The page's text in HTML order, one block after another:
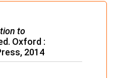
to
Oxford :
2014